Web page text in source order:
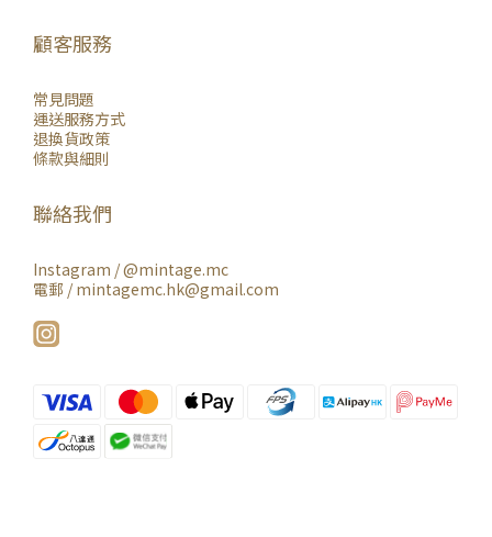
顧客服務
常見問題
運送服務方式
退換貨政策
條款與細則
聯絡我們
Instagram /@mintage.mc
電郵 / mintagemc.hk@gmail.com